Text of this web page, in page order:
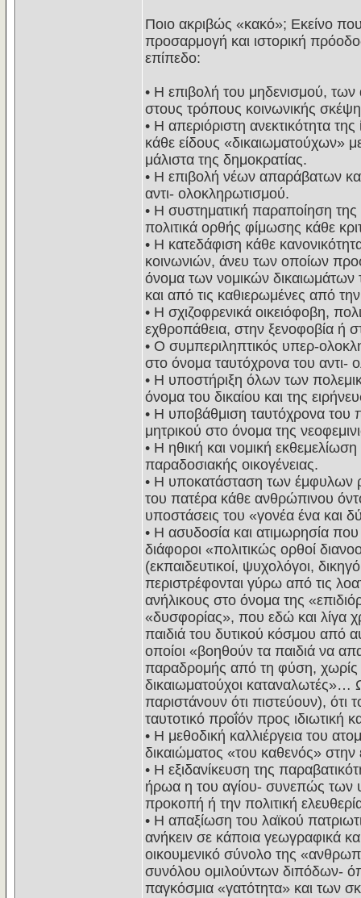
Ποιο ακριβώς «κακό»; Εκείνο
προσαρμογή και ιστορική
επίπεδο:
• Η επιβολή του μηδενισμού,
στους τρόπους κοινωνικής
• Η απεριόριστη ανεκτικότητα
κάθε είδους «δικαιωματούχων»
μάλιστα της δημοκρατίας.
• Η επιβολή νέων απαράβατων
αντι- ολοκληρωτισμού.
• Η συστηματική παραποίηση
πολιτικά ορθής φίμωσης κάθε
• Η κατεδάφιση κάθε
κοινωνιών, άνευ των οποίων
όνομα των νομικών δικαιωμάτων
και από τις καθιερωμένες από
• Η σχιζοφρενικά οικειόφοβη,
εχθροπάθεια, στην ξενοφοβία ή
• Ο συμπεριληπτικός υπερ-
στο όνομα ταυτόχρονα του αντι-
• Η υποστήριξη όλων των
όνομα του δικαίου και της
• Η υποβάθμιση ταυτόχρονα του
μητρικού στο όνομα της
• Η ηθική και νομική
παραδοσιακής οικογένειας.
• Η υποκατάσταση των έμφυλων
του πατέρα κάθε ανθρώπινου
υποστάσεις του «γονέα ένα και
• Η ασυδοσία και ατιμωρησία
διάφοροι «πολιτικώς ορθοί
(εκπαιδευτικοί, ψυχολόγοι,
περιστρέφονται γύρω από τις
ανήλικους στο όνομα της
«δυσφορίας», που εδώ και λίγα
παιδιά του δυτικού κόσμου από
οποίοι «βοηθούν τα παιδιά να
παραδρομής από τη φύση, χωρίς
δικαιωματούχοι
παριστάνουν ότι πιστεύουν), ότι
ταυτοτικό προΐόν προς ιδιωτική
• Η μεθοδική καλλιέργεια του
δικαιώματος «του καθενός»
• Η εξιδανίκευση της
ήρωα η του αγίου- συνεπώς των
προκοπή ή την πολιτική
• Η απαξίωση του λαϊκού
ανήκειν σε κάποια γεωγραφικά
οικουμενικό σύνολο της
συνόλου ομιλούντων διπόδων-
παγκόσμια «γατότητα» και των